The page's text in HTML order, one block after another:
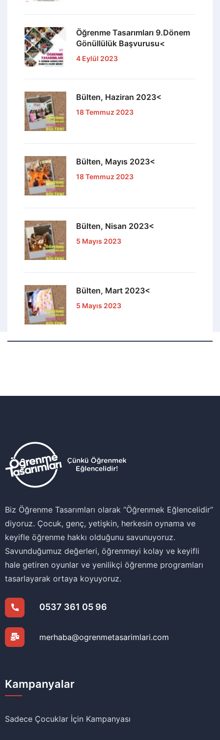
Öğrenme Tasarımları 9.Dönem
Gönüllülük Başvurusu<
4 Eylül 2023
Bülten, Haziran 2023<
18 Temmuz 2023
Bülten, Mayıs 2023<
18 Temmuz 2023
Bülten, Nisan 2023<
5 Mayıs 2023
Bülten, Mart 2023<
5 Mayıs 2023
Biz Öğrenme Tasarımları olarak ‘‘Öğrenmek Eğlencelidir’’
diyoruz. Çocuk, genç, yetişkin, herkesin oynama ve
keyifle öğrenme hakkı olduğunu savunuyoruz.
Savunduğumuz değerleri, öğrenmeyi kolay ve keyifli
hale getiren oyunlar ve yenilikçi öğrenme programları
tasarlayarak ortaya koyuyoruz.
0537 361 05 96
merhaba@ogrenmetasarimlari.com
Kampanyalar
Sadece Çocuklar İçin Kampanyası